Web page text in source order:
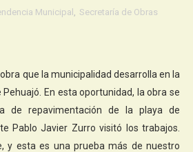
Municipal
Secretaría de Obras
que la municipalidad desarrolla en la
En esta oportunidad, la obra se
de repavimentación de la playa de
Pablo Javier Zurro visitó los trabajos.
y esta es una prueba más de nuestro